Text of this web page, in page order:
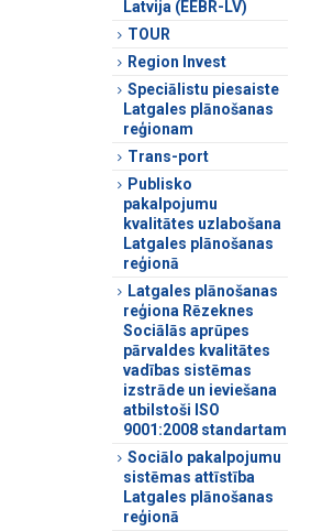
Latvija (EEBR-LV)
TOUR
Region Invest
Speciālistu piesaiste
Latgales plānošanas
reģionam
Trans-port
Publisko
pakalpojumu
kvalitātes uzlabošana
Latgales plānošanas
reģionā
Latgales plānošanas
reģiona Rēzeknes
Sociālās aprūpes
pārvaldes kvalitātes
vadības sistēmas
izstrāde un ieviešana
atbilstoši ISO
9001:2008 standartam
Sociālo pakalpojumu
sistēmas attīstība
Latgales plānošanas
reģionā